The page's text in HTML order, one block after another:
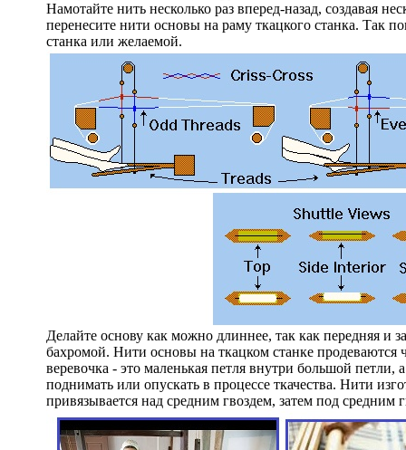
Намотайте нить несколько раз вперед-назад, создавая
перенесите нити основы на раму ткацкого станка. Так
станка или желаемой.
Делайте основу как можно длиннее, так как передняя и
бахромой. Нити основы на ткацком станке продеваются
веревочка - это маленькая петля внутри большой
поднимать или опускать в процессе ткачества. Нити
привязывается над средним гвоздем, затем под средним